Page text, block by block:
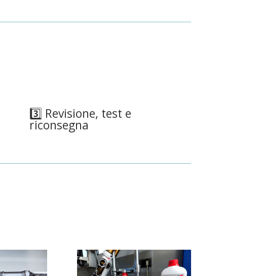
3️⃣ Revisione, test e
riconsegna